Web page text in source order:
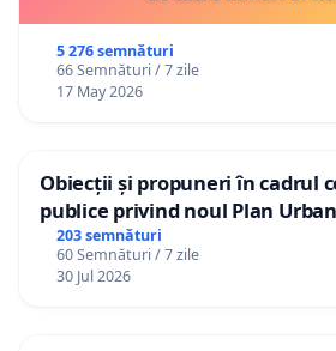
5 276 semnături
66 Semnături / 7 zile
17 May 2026
Obiecții și propuneri în cadrul
publice privind noul Plan
(PUG) Ialoveni
203 semnături
60 Semnături / 7 zile
30 Jul 2026